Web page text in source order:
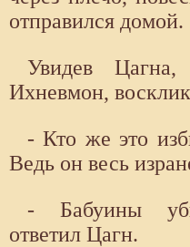
отправился домой.
Увидев
Ихневмон,
- Кто же это
Ведь он весь
- Бабуины
ответил Цагн.